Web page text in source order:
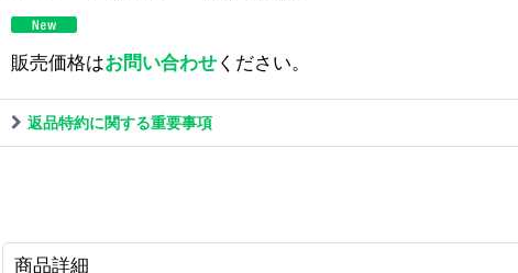
販売価格はお問い合わせください。
返品特約に関する重要事項
商品詳細